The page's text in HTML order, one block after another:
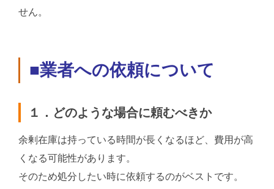
せん。
■業者への依頼について
１．どのような場合に頼むべきか
余剰在庫は持っている時間が長くなるほど、費用が高
くなる可能性があります。
そのため処分したい時に依頼するのがベストです。